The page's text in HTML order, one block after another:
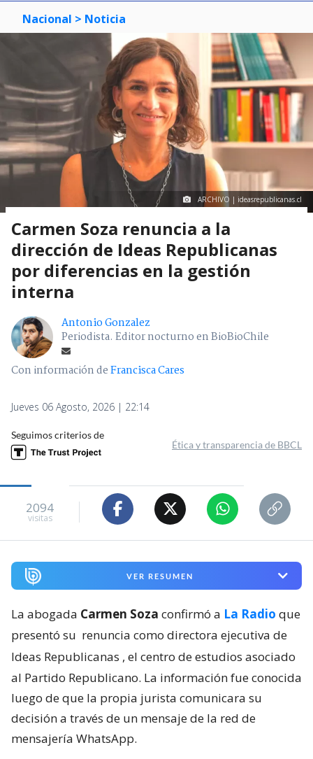
Nacional > Noticia
ARCHIVO | ideasrepublicanas.cl
Carmen Soza renuncia a la
dirección de Ideas Republicanas
por diferencias en la gestión
interna
Antonio Gonzalez
Periodista. Editor nocturno en BioBioChile
Con información deFrancisca Cares
Jueves 06 Agosto, 2026 | 22:14
Seguimos criterios de
Ética y transparencia de BBCL
2094
visitas
VER RESUMEN
La abogada Carmen Soza confirmó a La Radio que
presentó su renuncia como directora ejecutiva de
Ideas Republicanas , el centro de estudios asociado
al Partido Republicano. La información fue conocida
luego de que la propia jurista comunicara su
decisión a través de un mensaje de la red de
mensajería WhatsApp.